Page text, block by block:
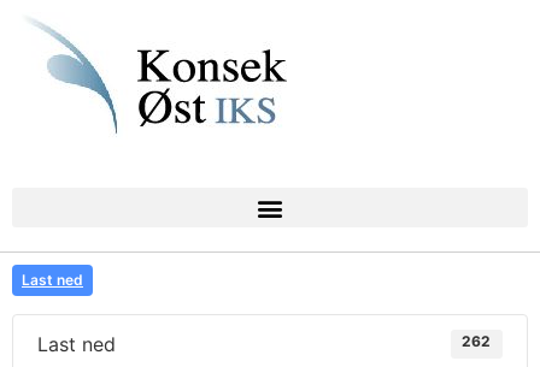
Last ned
Last ned 262